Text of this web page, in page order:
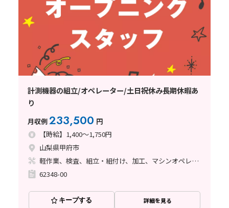
計測機器の組立/オペレーター/土日祝休み長期休暇あ
り
月収例233,500 円
【時給】1,400～1,750円
山梨県甲府市
軽作業、検査、組立・組付け、加工、マシンオペレーター、清掃・洗浄、ハンダ付け、立ち作業
62348-00
キープする 詳細を見る